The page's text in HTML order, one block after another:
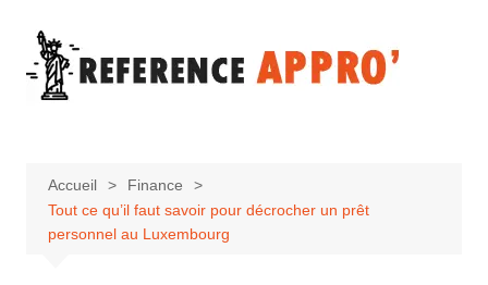
contenu
Accueil
Finance
Tout ce qu’il faut savoir pour décrocher un prêt
personnel au Luxembourg